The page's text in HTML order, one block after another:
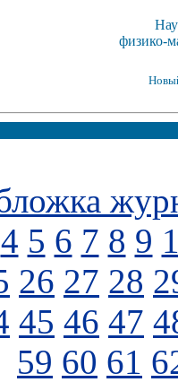
физико-
4 5 6 7 8 9
26 27 28
45 46 47
59 60 61